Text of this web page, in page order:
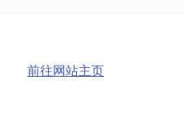
前往网站主页